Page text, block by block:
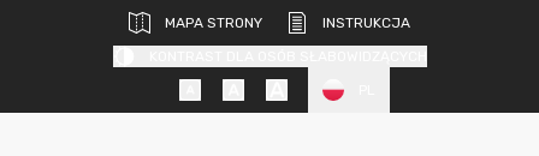
MAPA STRONY
INSTRUKCJA